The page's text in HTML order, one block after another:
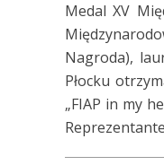
Medal XV
Nagroda),
Płocku
„FIAP in my